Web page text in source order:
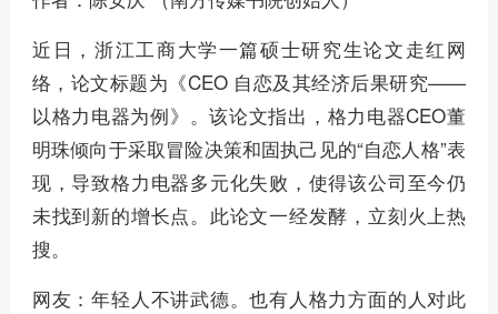
近日，浙江工商大学一篇硕士研究生论文走红网
络，论文标题为《CEO 自恋及其经济后果研究——
以格力电器为例》。该论文指出，格力电器CEO董
明珠倾向于采取冒险决策和固执己见的“自恋人格”表
现，导致格力电器多元化失败，使得该公司至今仍
未找到新的增长点。此论文一经发酵，立刻火上热
搜。
网友：年轻人不讲武德。也有人格力方面的人对此